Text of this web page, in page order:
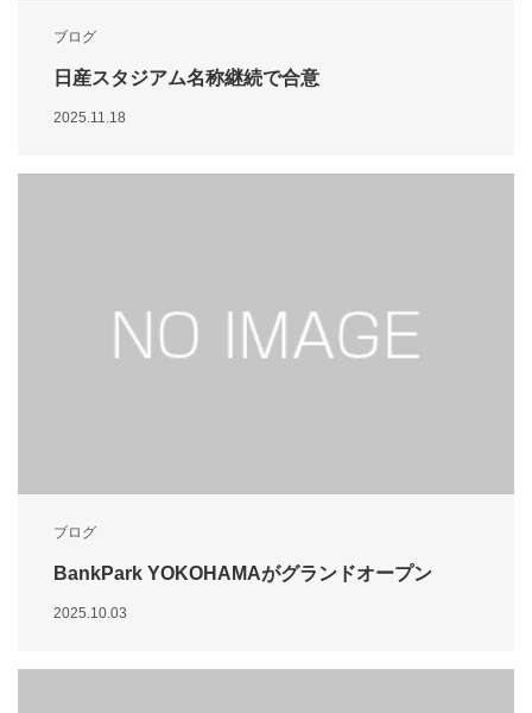
ブログ
日産スタジアム名称継続で合意
2025.11.18
ブログ
BankPark YOKOHAMAがグランドオープン
2025.10.03